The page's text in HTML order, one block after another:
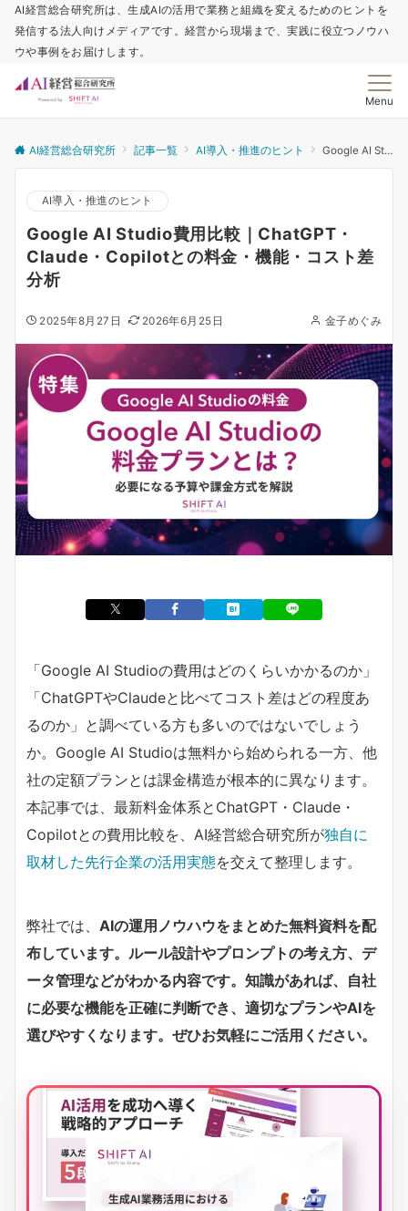
AI経営総合研究所は、生成AIの活用で業務と組織を変えるためのヒントを
発信する法人向けメディアです。経営から現場まで、実践に役立つノウハ
ウや事例をお届けします。
Menu
AI経営総合研究所 記事一覧 AI導入・推進のヒント Google AI Studio費用比較｜ChatGPT・Claude・Copilotとの料金・機能・コスト差分析
AI導入・推進のヒント
Google AI Studio費用比較｜ChatGPT・
Claude・Copilotとの料金・機能・コスト差
分析
2025年8月27日 2026年6月25日 金子めぐみ
「Google AI Studioの費用はどのくらいかかるのか」
「ChatGPTやClaudeと比べてコスト差はどの程度あ
るのか」と調べている方も多いのではないでしょう
か。Google AI Studioは無料から始められる一方、他
社の定額プランとは課金構造が根本的に異なります。
本記事では、最新料金体系とChatGPT・Claude・
Copilotとの費用比較を、AI経営総合研究所が独自に
取材した先行企業の活用実態を交えて整理します。
弊社では、 AIの運用ノウハウをまとめた無料資料を配
布しています。ルール設計やプロンプトの考え方、デ
ータ管理などがわかる内容です。知識があれば、自社
に必要な機能を正確に判断でき、適切なプランやAIを
選びやすくなります。ぜひお気軽にご活用ください。